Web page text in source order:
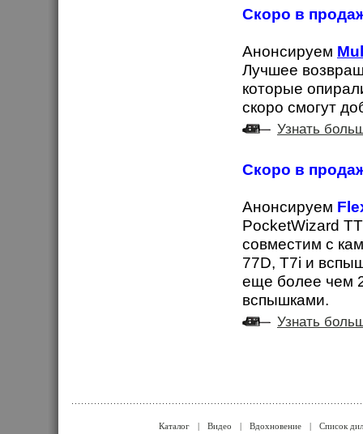
Скоро в
Анонсируем
Лучшее
которые
скоро смогут
Узнать
Скоро в
Анонсируем
PocketWizard
совместим с
77D, T7i и
еще более чем
вспышками.
Узнать
Каталог | Видео | Вдохновение | Список